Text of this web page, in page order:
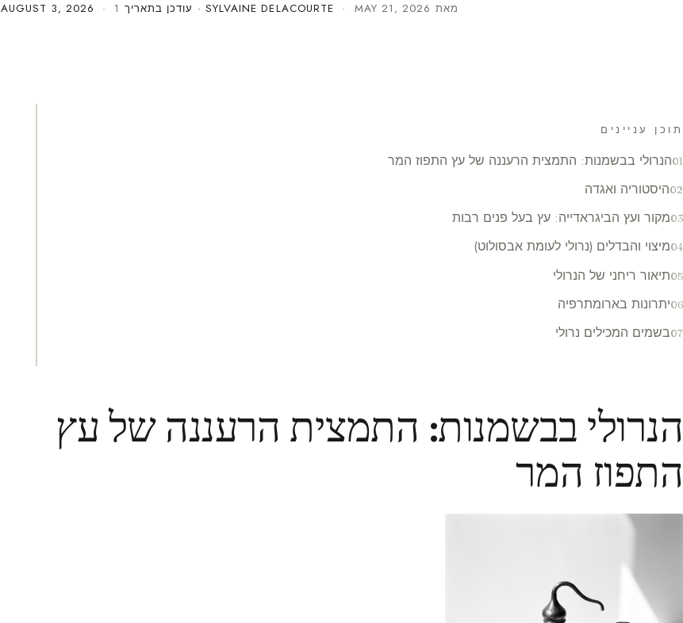
מאת SYLVAINE DELACOURTE · MAY 21, 2026 · עודכן בתאריך AUGUST 3, 2026 · 1 דק׳ קריאה
תוכן עניינים
הנרולי בבשמנות: התמצית הרעננה של עץ התפוז המר
היסטוריה ואגדה
מקור ועץ הביגראדייה: עץ בעל פנים רבות
מיצוי והבדלים (נרולי לעומת אבסולוט)
תיאור ריחני של הנרולי
יתרונות בארומתרפיה
בשמים המכילים נרולי
הנרולי בבשמנות: התמצית הרעננה של עץ
התפוז המר